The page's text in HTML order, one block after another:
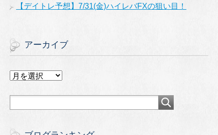
【デイトレ予想】7/31(金)ハイレバFXの狙い目！
アーカイブ
ア
カ